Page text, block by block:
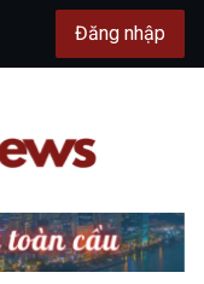
Đăng nhập